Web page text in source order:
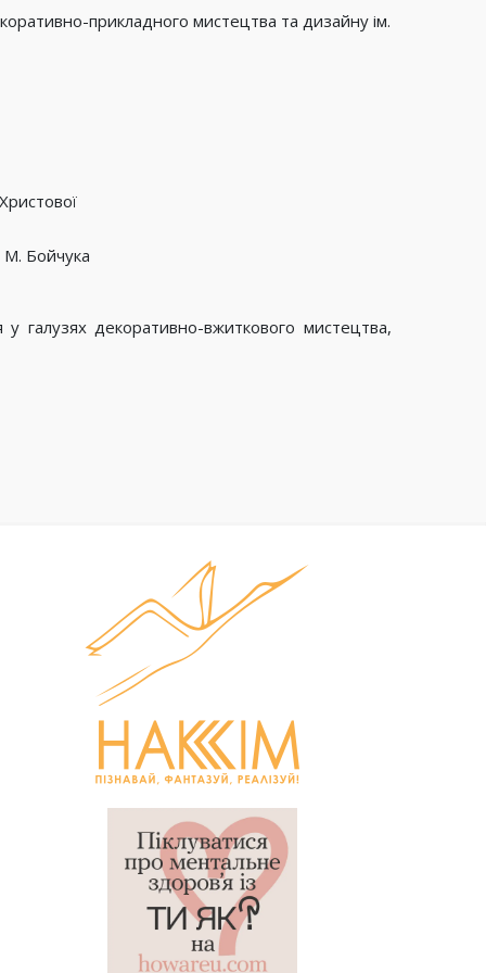
прикладного мистецтва та дизайну ім.
М. Бойчука
у галузях декоративно-вжиткового мистецтва,